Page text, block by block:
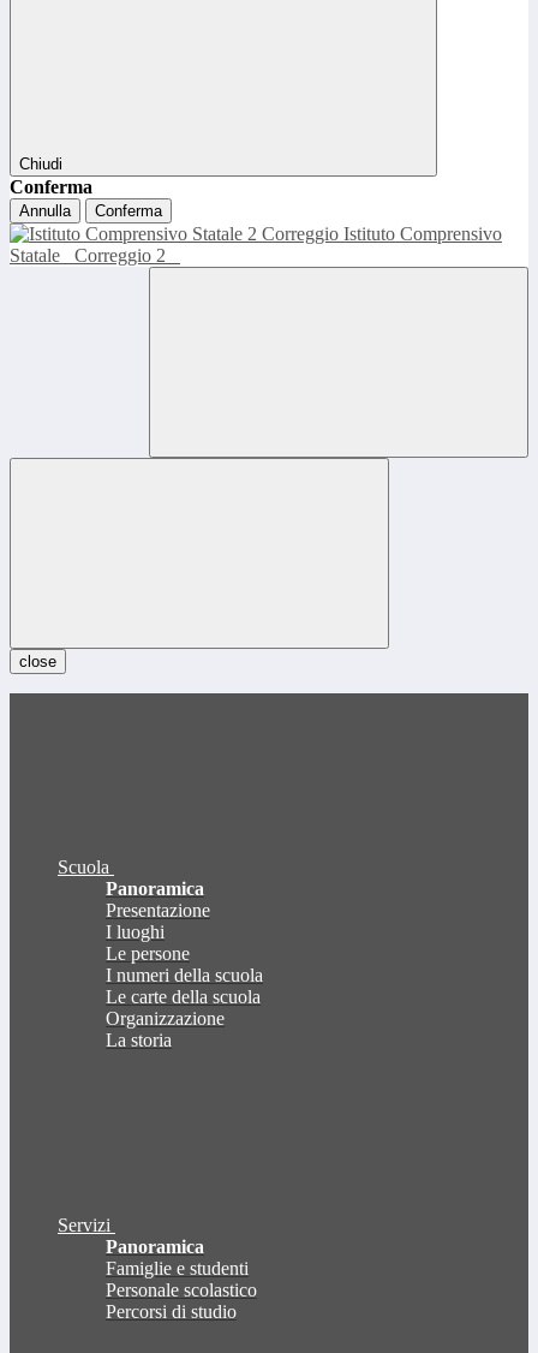
Chiudi
Conferma
Annulla Conferma
Istituto Comprensivo
Statale
Correggio 2
close
Scuola
Panoramica
Presentazione
I luoghi
Le persone
I numeri della scuola
Le carte della scuola
Organizzazione
La storia
Servizi
Panoramica
Famiglie e studenti
Personale scolastico
Percorsi di studio